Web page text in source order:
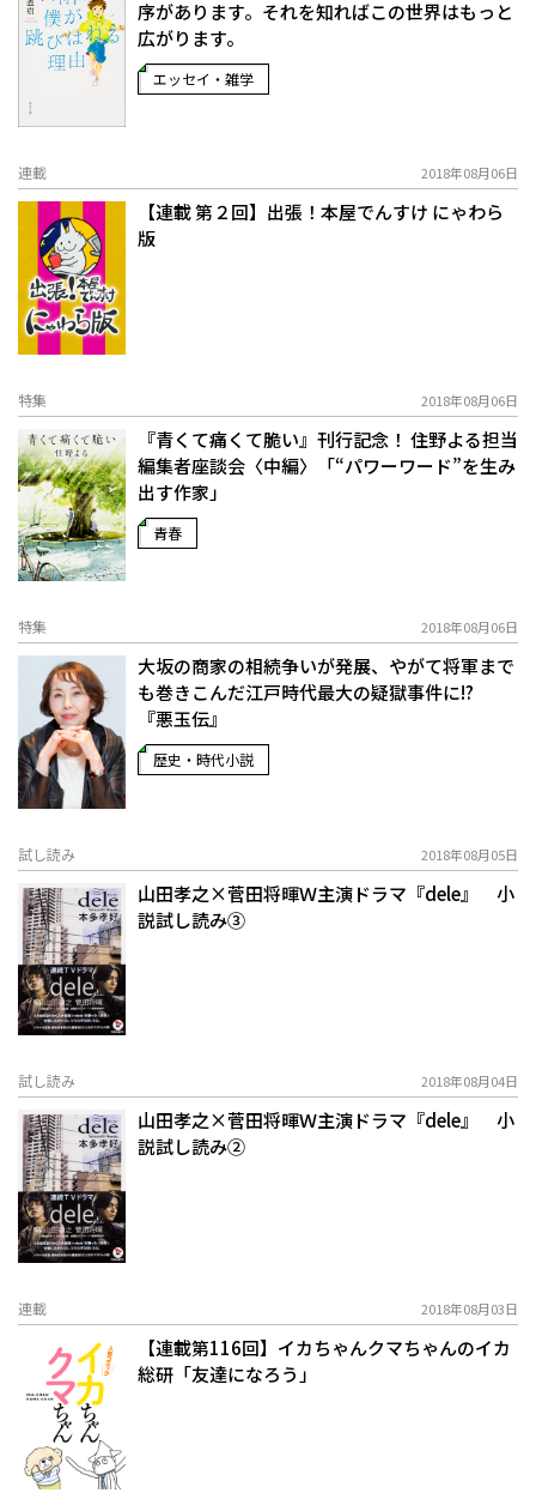
序があります。それを知ればこの世界はもっと
広がります。
エッセイ・雑学
連載 2018年08月06日
【連載 第２回】出張！本屋でんすけ にゃわら
版
特集 2018年08月06日
『青くて痛くて脆い』刊行記念！ 住野よる担当
編集者座談会〈中編〉「“パワーワード”を生み
出す作家」
青春
特集 2018年08月06日
大坂の商家の相続争いが発展、やがて将軍まで
も巻きこんだ江戸時代最大の疑獄事件に!?
『悪玉伝』
歴史・時代小説
試し読み 2018年08月05日
山田孝之×菅田将暉Ｗ主演ドラマ『dele』 小
説試し読み③
試し読み 2018年08月04日
山田孝之×菅田将暉Ｗ主演ドラマ『dele』 小
説試し読み②
連載 2018年08月03日
【連載第116回】イカちゃんクマちゃんのイカ
総研「友達になろう」